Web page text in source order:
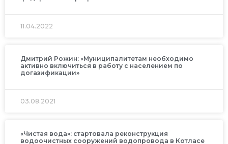
11.04.2022
Дмитрий Рожин: «Муниципалитетам необходимо
активно включиться в работу с населением по
догазификации»
03.08.2021
«Чистая вода»: стартовала реконструкция
водоочистных сооружений водопровода в Котласе